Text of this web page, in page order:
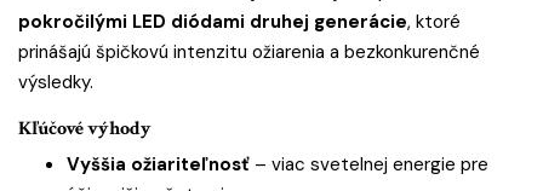
pokročilými LED diódami druhej generácie, ktoré
prinášajú špičkovú intenzitu ožiarenia a bezkonkurenčné
výsledky.
Kľúčové výhody
Vyššia ožiariteľnosť – viac svetelnej energie pre